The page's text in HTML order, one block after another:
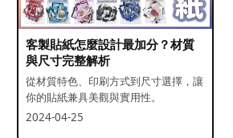
客製貼紙怎麼設計最加分？材質
與尺寸完整解析
從材質特色、印刷方式到尺寸選擇，讓
你的貼紙兼具美觀與實用性。
2024-04-25